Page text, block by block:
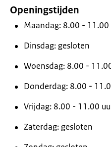
Openingstijden
Maandag: 8.00 -
Dinsdag: gesloten
Woensdag: 8.00 -
Donderdag: 8.00 -
Vrijdag: 8.00 - 11.00
Zaterdag: gesloten